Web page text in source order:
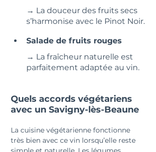
→ La douceur des fruits secs
s’harmonise avec le Pinot Noir.
Salade de fruits rouges
→ La fraîcheur naturelle est
parfaitement adaptée au vin.
Quels accords végétariens
avec un Savigny-lès-Beaune
La cuisine végétarienne fonctionne
très bien avec ce vin lorsqu’elle reste